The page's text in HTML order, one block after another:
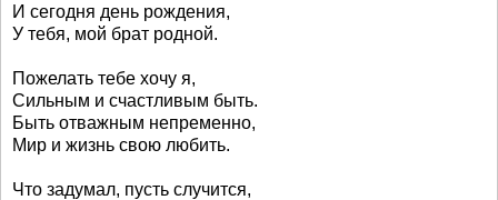
И сегодня день рождения,
У тебя, мой брат родной.
Пожелать тебе хочу я,
Сильным и счастливым быть.
Быть отважным непременно,
Мир и жизнь свою любить.
Что задумал, пусть случится,